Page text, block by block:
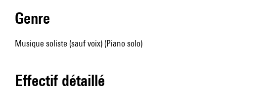
genre
Musique soliste (sauf voix) (Piano solo)
effectif détaillé